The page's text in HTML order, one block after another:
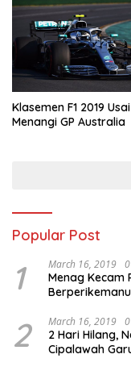
Klasemen F1 2019
Menangi GP Australia
Popular Post
1 March 16, 2019
Menag Kecam
2 March 16, 2019
2 Hari Hilang,
Cipalawah